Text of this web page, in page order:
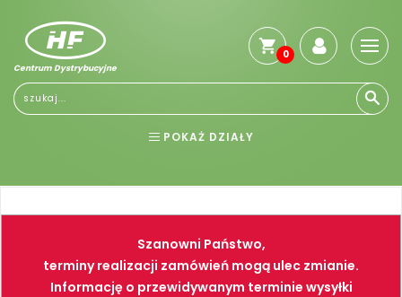
Centrum Dystrybucyjne
0
POKAŻ DZIAŁY
NARZĘDZIA SPAWALNICTWO
FARBY PNEUMATYKA
Szanowni Państwo,
terminy realizacji zamówień mogą ulec zmianie.
Informację o przewidywanym terminie wysyłki